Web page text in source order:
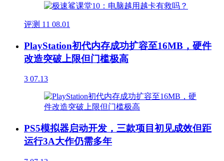
评测 11 08.01
PlayStation初代内存成功扩容至16MB，硬件
改造突破上限但门槛极高
3 07.13
PS5模拟器启动开发，三款项目初见成效但距
运行3A大作仍需多年